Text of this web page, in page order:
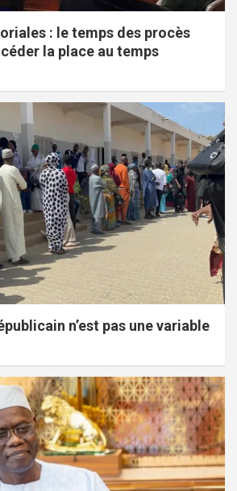
: le temps des procès
la place au temps
n’est pas une variable